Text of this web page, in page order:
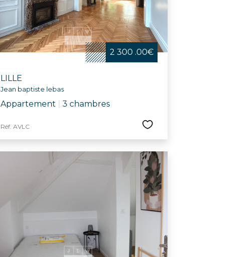
2 300 .00€
LILLE
Jean baptiste lebas
Appartement 3 chambres
Réf. AVLC